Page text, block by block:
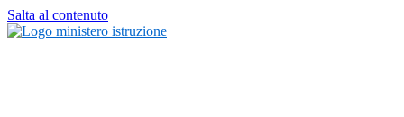
Salta al contenuto